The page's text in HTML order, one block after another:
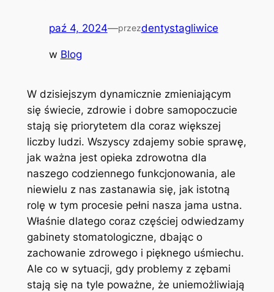
paź 4, 2024—przezdentystagliwice
w Blog
W‍ dzisiejszym dynamicznie zmieniającym
się świecie, zdrowie i dobre samopoczucie
stają​ się​ priorytetem dla coraz większej
⁣liczby ludzi. Wszyscy zdajemy sobie sprawę,​
jak ważna jest opieka zdrowotna dla‍
naszego​ codziennego funkcjonowania, ale
niewielu z ‌nas zastanawia się, jak istotną
rolę ⁣w tym procesie pełni nasza jama ustna.
Właśnie dlatego coraz częściej ‌odwiedzamy
gabinety ‍stomatologiczne, dbając o
zachowanie zdrowego i pięknego ⁤uśmiechu.
Ale⁢ co w sytuacji, gdy problemy z zębami
stają się na tyle poważne, że uniemożliwiają